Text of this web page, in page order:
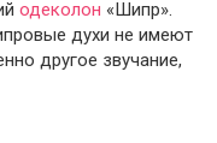
одеколон «Шипр».
духи не имеют
другое звучание,